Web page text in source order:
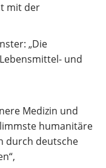
mit der
„Die
und
Medizin und
humanitäre
durch deutsche